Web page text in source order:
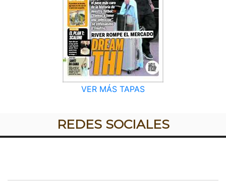
VER MÁS TAPAS
REDES SOCIALES